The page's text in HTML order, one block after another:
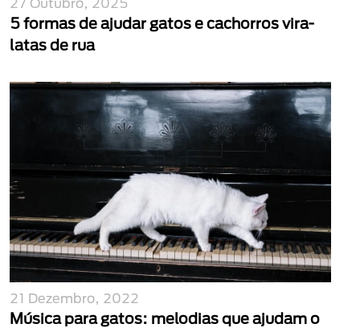
5 formas de ajudar gatos e cachorros vira-
latas de rua
21 Dezembro, 2022
Música para gatos: melodias que ajudam o